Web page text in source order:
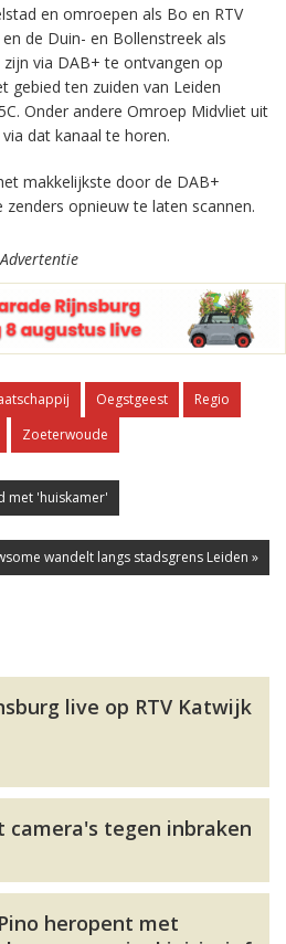
en omroepen als Bo en RTV
de Duin- en Bollenstreek als
via DAB+ te ontvangen op
gebied ten zuiden van Leiden
Onder andere Omroep Midvliet uit
dat kanaal te horen.
makkelijkste door de DAB+
opnieuw te laten scannen.
Advertentie
Oegstgeest
Regio
Zoeterwoude
met 'huiskamer'
wandelt langs stadsgrens Leiden »
live op RTV Katwijk
camera's tegen inbraken
heropent met